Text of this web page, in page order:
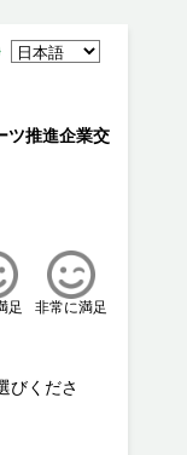
ツ推進企業交
足 非常に満足
びくださ